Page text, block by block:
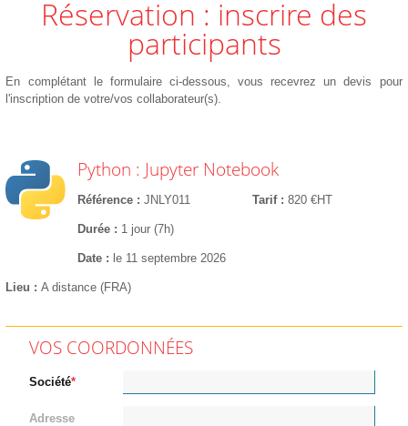
Réservation : inscrire des
participants
En complétant le formulaire ci-dessous, vous recevrez un devis pour
l'inscription de votre/vos collaborateur(s).
Python : Jupyter Notebook
Référence JNLY011 Tarif 820 €HT
Durée 1 jour (7h)
Date le 11 septembre 2026
Lieu A distance (FRA)
VOS COORDONNÉES
Société
Adresse